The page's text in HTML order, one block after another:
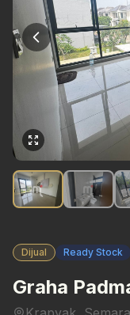
Dijual Ready Stock
Graha